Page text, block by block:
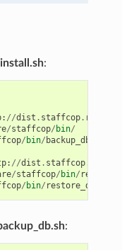
:
: //dist . staffcop . ru
/staffcop/ bin/
/ bin/ backup_db
: //dist . staffcop
/staffcop/ bin/
/ bin/ restore_db
: